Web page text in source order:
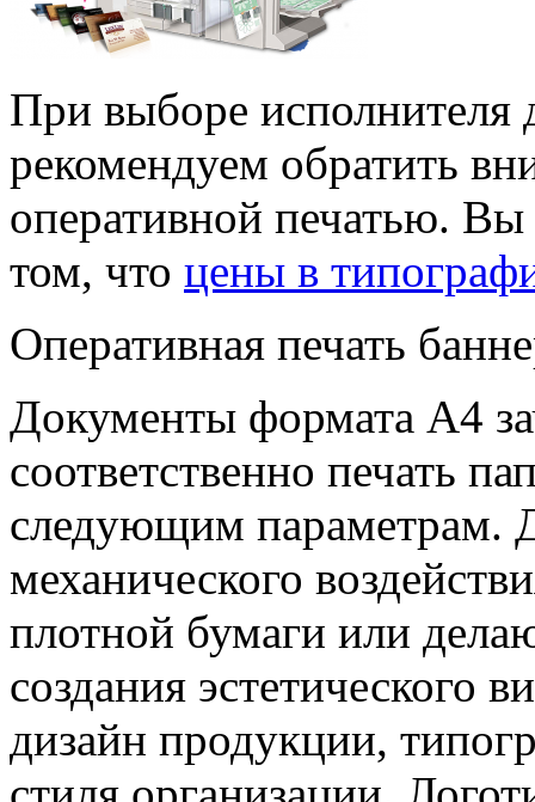
При выборе исполнителя
рекомендуем обратить
оперативной печатью.
том, что цены в
Оперативная печать
Документы формата А4
соответственно печать
следующим параметрам.
механического
плотной бумаги или
создания эстетического
дизайн продукции,